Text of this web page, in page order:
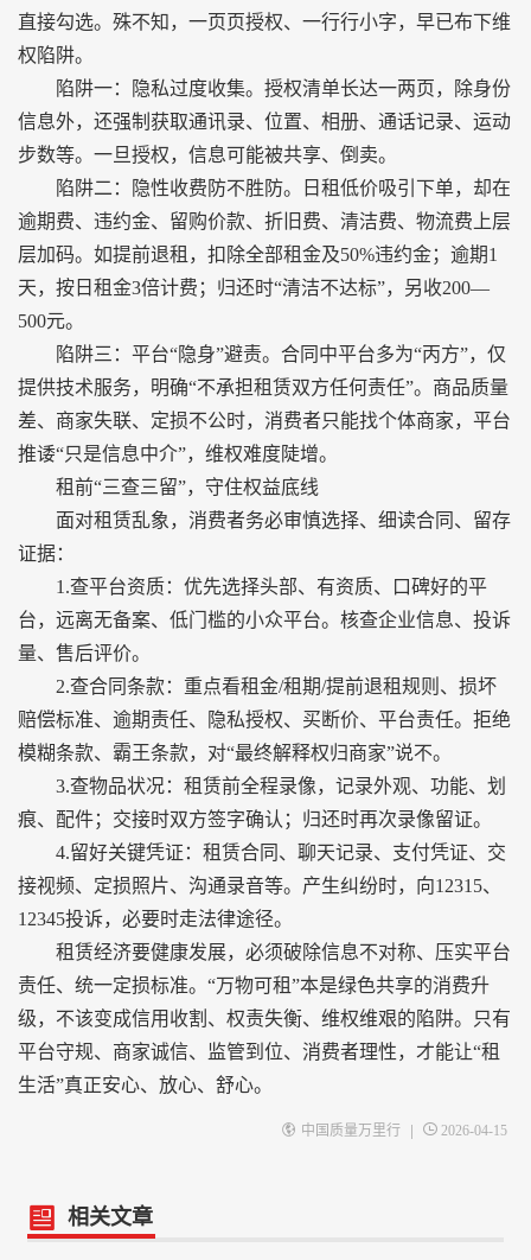
直接勾选。殊不知，一页页授权、一行行小字，早已布下维
权陷阱。
陷阱一：隐私过度收集。授权清单长达一两页，除身份
信息外，还强制获取通讯录、位置、相册、通话记录、运动
步数等。一旦授权，信息可能被共享、倒卖。
陷阱二：隐性收费防不胜防。日租低价吸引下单，却在
逾期费、违约金、留购价款、折旧费、清洁费、物流费上层
层加码。如提前退租，扣除全部租金及50%违约金；逾期1
天，按日租金3倍计费；归还时“清洁不达标”，另收200—
500元。
陷阱三：平台“隐身”避责。合同中平台多为“丙方”，仅
提供技术服务，明确“不承担租赁双方任何责任”。商品质量
差、商家失联、定损不公时，消费者只能找个体商家，平台
推诿“只是信息中介”，维权难度陡增。
租前“三查三留”，守住权益底线
面对租赁乱象，消费者务必审慎选择、细读合同、留存
证据：
1.查平台资质：优先选择头部、有资质、口碑好的平
台，远离无备案、低门槛的小众平台。核查企业信息、投诉
量、售后评价。
2.查合同条款：重点看租金/租期/提前退租规则、损坏
赔偿标准、逾期责任、隐私授权、买断价、平台责任。拒绝
模糊条款、霸王条款，对“最终解释权归商家”说不。
3.查物品状况：租赁前全程录像，记录外观、功能、划
痕、配件；交接时双方签字确认；归还时再次录像留证。
4.留好关键凭证：租赁合同、聊天记录、支付凭证、交
接视频、定损照片、沟通录音等。产生纠纷时，向12315、
12345投诉，必要时走法律途径。
租赁经济要健康发展，必须破除信息不对称、压实平台
责任、统一定损标准。“万物可租”本是绿色共享的消费升
级，不该变成信用收割、权责失衡、维权维艰的陷阱。只有
平台守规、商家诚信、监管到位、消费者理性，才能让“租
生活”真正安心、放心、舒心。
中国质量万里行 | 2026-04-15
相关文章